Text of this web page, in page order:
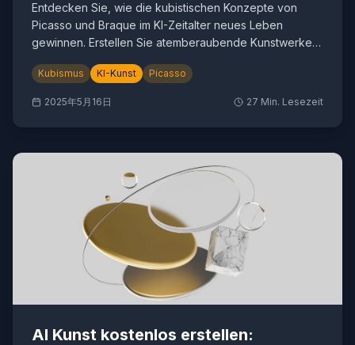
Entdecken Sie, wie die kubistischen Konzepte von
Picasso und Braque im KI-Zeitalter neues Leben
gewinnen. Erstellen Sie atemberaubende Kunstwerke
Kubismus KI-Kunst Picasso
2025年5月16日 27 Min. Lesezeit
AI Kunst kostenlos erstellen: